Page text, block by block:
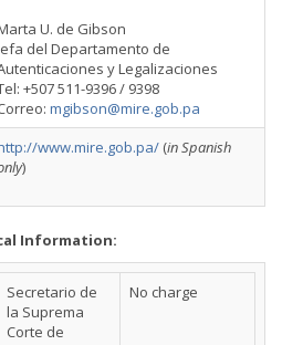
U. de Gibson
del Departamento de
y Legalizaciones
+507 511-9396 / 9398
mgibson@mire.gob.pa
www.mire.gob.pa/ (inSpanish
)
Information:
Secretario de
la Suprema
Corte de
No charge